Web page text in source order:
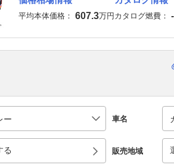
平均本体価格： 607.3万円カタログ燃費： -
車名
る 販売地域